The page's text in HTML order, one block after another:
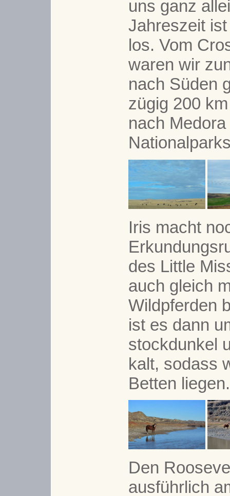
uns ganz
Jahreszeit
los. Vom
waren wir
nach Süden
zügig 200
nach
Iris macht
des Little
auch gleich
Wildpferden
ist es dann
stockdunkel
kalt, sodass
Betten liegen.
Den
ausführlich